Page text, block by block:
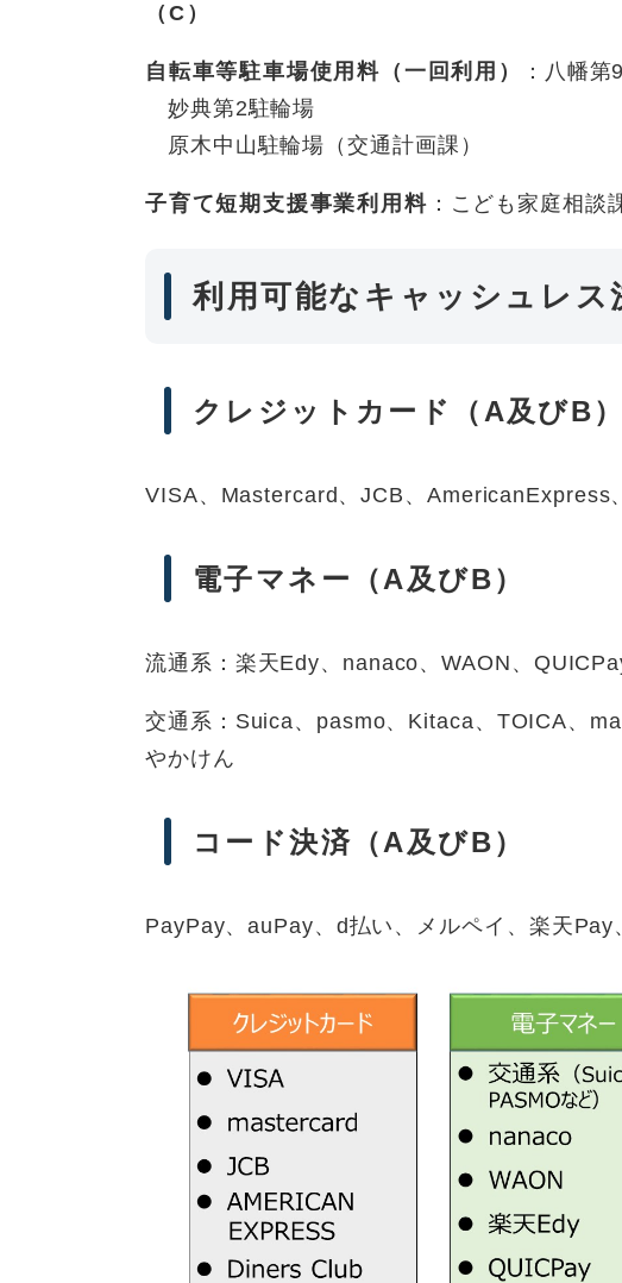
（C）
自転車等駐車場使用料（一回利用）
：八幡第
妙典第2駐輪場
原木中山駐輪場（交通計画課）
子育て短期支援事業利用料 ：こども家庭相談
利用可能なキャッシュレス
クレジットカード（A及びB）
VISA、Mastercard、JCB、AmericanExpress
電子マネー（A及びB）
流通系：楽天Edy、nanaco、WAON、
交通系：Suica、pasmo、Kitaca、TOICA、
やかけん
コード決済（A及びB）
PayPay、auPay、d払い、メルペイ、楽天